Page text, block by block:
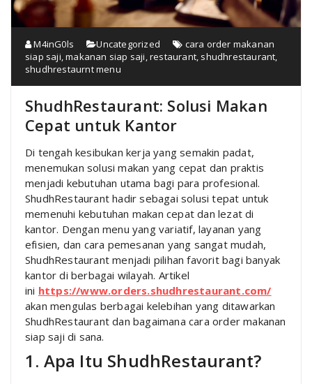
M4inG0ls Uncategorized
cara order makanan
siap saji,makanan siap saji,restaurant, shudhrestaurant,
shudhrestaurnt menu
ShudhRestaurant: Solusi Makan
Cepat untuk Kantor
Di tengah kesibukan kerja yang semakin padat,
menemukan solusi makan yang cepat dan praktis
menjadi kebutuhan utama bagi para profesional.
ShudhRestaurant hadir sebagai solusi tepat untuk
memenuhi kebutuhan makan cepat dan lezat di
kantor. Dengan menu yang variatif, layanan yang
efisien, dan cara pemesanan yang sangat mudah,
ShudhRestaurant menjadi pilihan favorit bagi banyak
kantor di berbagai wilayah. Artikel
ini https://www.orders.shudhrestaurant.com/
akan mengulas berbagai kelebihan yang ditawarkan
ShudhRestaurant dan bagaimana cara order makanan
siap saji di sana.
1. Apa Itu ShudhRestaurant?